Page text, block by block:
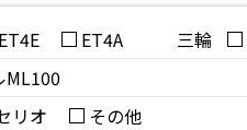
ET4E ET4A 三輪
ML100
リオ
その他